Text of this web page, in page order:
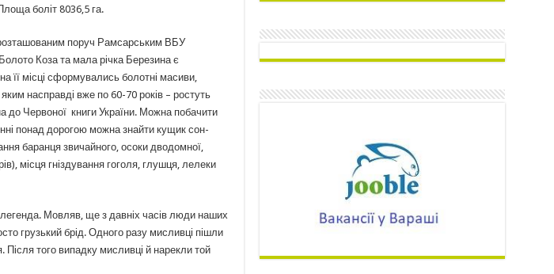
боліт 8036,5 га.
поруч Рамсарським ВБУ
Коза та мала річка Березина є
її місці сформувались болотні масиви,
насправді вже по 60-70 років – ростуть
до Червоної книги України. Можна побачити
понад дорогою можна знайти кущик сон-
баранця звичайного, осоки дводомної,
місця гніздування гоголя, глушця, лелеки
Мовляв, ще з давніх часів люди наших
грузький брід. Одного разу мисливці пішли
Після того випадку мисливці й нарекли той